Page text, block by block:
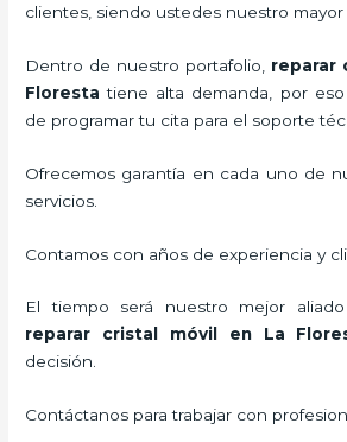
clientes, siendo ustedes nuestro mayor
Dentro de nuestro portafolio, reparar
Floresta tiene alta demanda, por
de programar tu cita para el soporte
Ofrecemos garantía en cada uno de
servicios.
Contamos con años de experiencia y
El tiempo será nuestro mejor
reparar cristal
móvil en La
decisión.
Contáctanos para trabajar con